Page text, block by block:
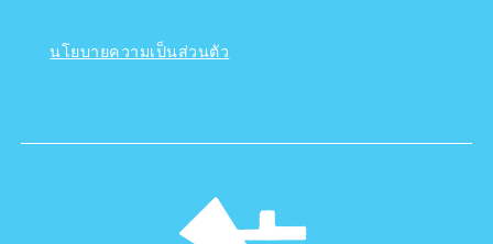
นโยบายความเป็นส่วนตัว